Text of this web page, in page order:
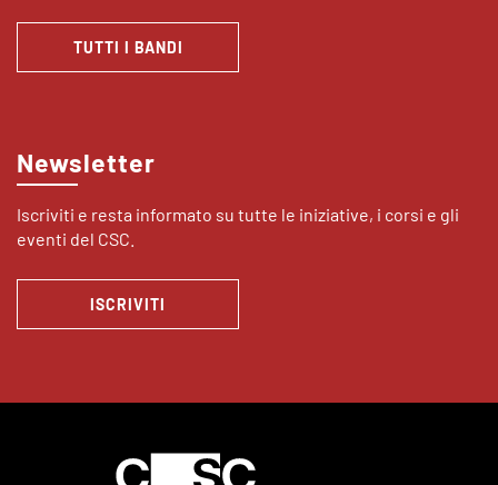
TUTTI I BANDI
Newsletter
Iscriviti e resta informato su tutte le iniziative, i corsi e gli
eventi del CSC.
ISCRIVITI